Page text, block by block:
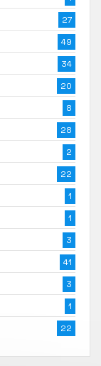
27
49
34
20
8
28
2
22
1
1
3
41
3
1
22